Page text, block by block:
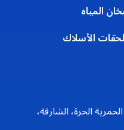
المياه
الأسلاك
منطقة الحمرية الحرة، الشارقة،